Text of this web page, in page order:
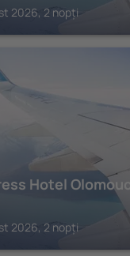
2026, 2 nopți
Hotel Olomouc
2026, 2 nopți